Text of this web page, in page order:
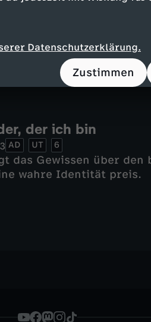
Datenschutzerklärung.
Zustimmen
Rat bei Freundin
der ich bin
AD UT 6
das Gewissen über
wahre Identität preis.